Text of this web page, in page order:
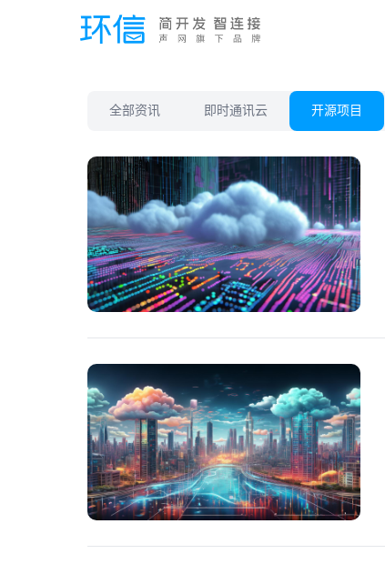
全部资讯 即时通讯云 开源项目